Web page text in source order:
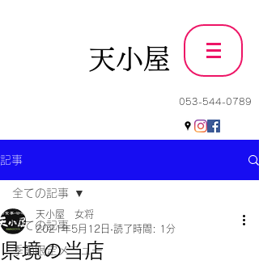
天小屋
053-544-0789
記事
全ての記事
季節限定メニュー
全ての記事
県境の当店
天小屋 女将
2021年5月12日 読了時間: 1分